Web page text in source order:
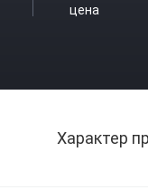
цена
Характер